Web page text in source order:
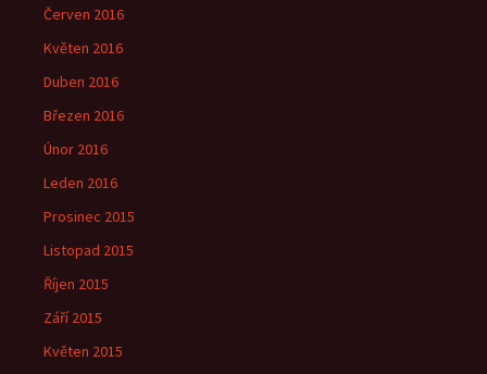
Červen 2016
Květen 2016
Duben 2016
Březen 2016
Únor 2016
Leden 2016
Prosinec 2015
Listopad 2015
Říjen 2015
Září 2015
Květen 2015